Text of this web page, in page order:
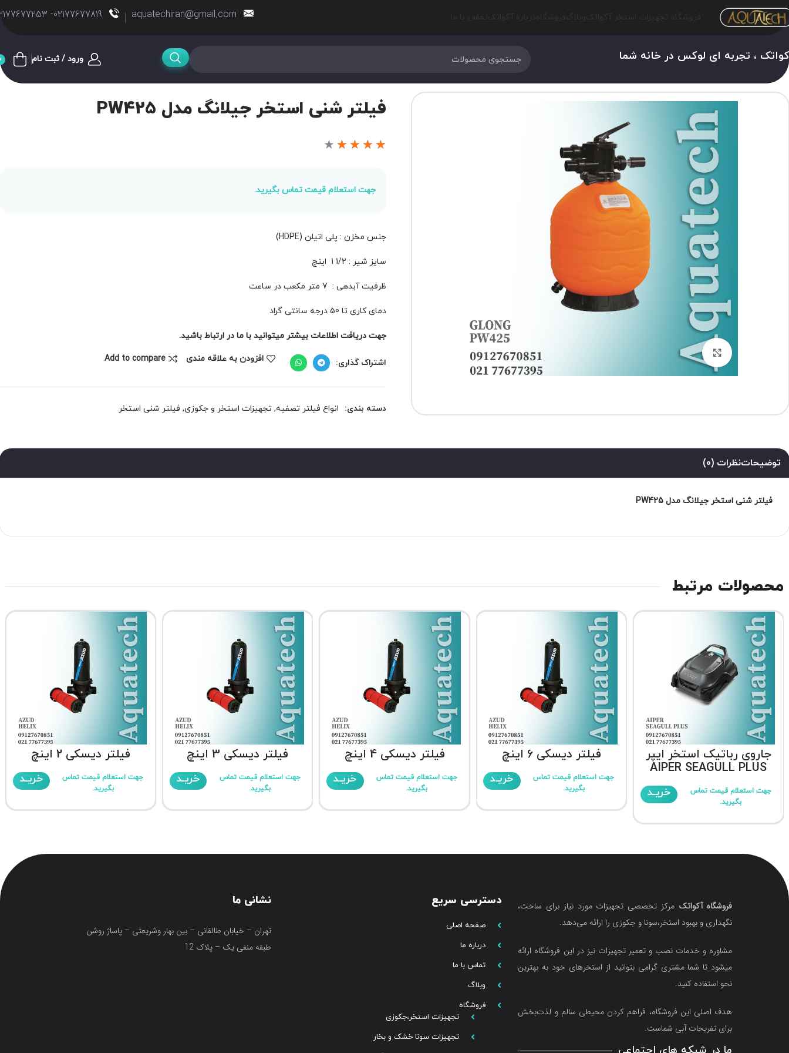
aquatechiran@gmail.com
02177677819- 02177677253
، تجربه ای لوکس در خانه شما ورود / ثبت نام
برای بزرگنمایی کلیک کنید
فیلتر شنی استخر جیلانگ مدل PW425
★
★
★
★
★
جهت استعلام قیمت تماس بگیرید.
جنس مخزن : پلی اتیلن (HDPE)
سایز شیر : 1/2 1 اینچ
ظرفیت آبدهی : 7 متر مکعب در ساعت
دمای کاری تا 50 درجه سانتی گراد
جهت دریافت اطلاعات بیشتر میتوانید با ما در ارتباط باشید.
اشتراک گذاری: افزودن به علاقه مندی Add to compare
دسته بندی: انواع فیلتر تصفیه, تجهیزات استخر و جکوزی, فیلتر شنی استخر
توضیحاتنظرات (0)
فیلتر شنی استخر جیلانگ مدل PW425
محصولات مرتبط
جاروی رباتیک استخر ایپر
AIPER SEAGULL PLUS
جهت استعلام قیمت تماس
بگیرید.
خریـد
فیلتر دیسکی 6 اینچ
جهت استعلام قیمت تماس
بگیرید.
خریـد
فیلتر دیسکی 4 اینچ
جهت استعلام قیمت تماس
بگیرید.
خریـد
فیلتر دیسکی 3 اینچ
جهت استعلام قیمت تماس
بگیرید.
خریـد
فیلتر دیسکی 2 اینچ
جهت استعلام قیمت تماس
بگیرید.
خریـد
فروشگاه آکواتک مرکز تخصصی تجهیزات مورد نیاز برای ساخت،
نگهداری و بهبود استخر،سونا و جکوزی را ارائه می‌دهد.
مشاوره و خدمات نصب و تعمیر تجهیزات نیز در این فروشگاه ارائه
میشود تا شما مشتری گرامی بتوانید از استخرهای خود به بهترین
نحو استفاده کنید.
هدف اصلی این فروشگاه‌، فراهم کردن محیطی سالم و لذت‌بخش
برای تفریحات آبی شماست.
دسترسی سریع
صفحه اصلی
درباره ما
تماس با ما
وبلاگ
فروشگاه
تجهیزات استخر،جکوزی
تجهیزات سونا خشک و بخار
نشانی ما
تهران – خیابان طالقانی – بین بهار وشریعتی – پاساژ روشن
طبقه منفی یک – پلاک 12